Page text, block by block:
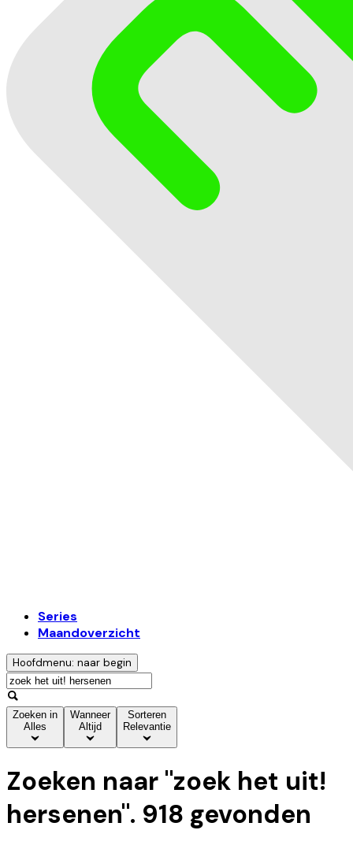
Series
Maandoverzicht
Hoofdmenu: naar begin
Zoeken in
Alles
Wanneer
Altijd
Sorteren
Relevantie
Zoeken naar "zoek het uit!
hersenen". 918 gevonden